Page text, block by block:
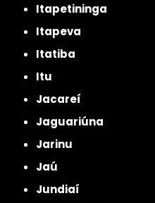
Itapetininga
Itapeva
Itatiba
Itu
Jacareí
Jaguariúna
Jarinu
Jaú
Jundiaí